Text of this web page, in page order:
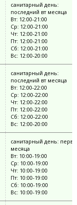
санитарный день:
последний вт месяца
Вт: 12:00-21:00
Ср: 12:00-21:00
Чт: 12:00-21:00
Пт: 12:00-21:00
Сб: 12:00-21:00
Вс: 12:00-20:00
санитарный день:
последний вт месяца
Вт: 12:00-22:00
Ср: 12:00-22:00
Чт: 12:00-22:00
Пт: 12:00-22:00
Сб: 12:00-22:00
Вс: 12:00-20:00
санитарный день:
месяца
Вт: 10:00-19:00
Ср: 10:00-19:00
Чт: 10:00-19:00
Пт: 10:00-19:00
Сб: 10:00-19:00
Вс: 10:00-19:00